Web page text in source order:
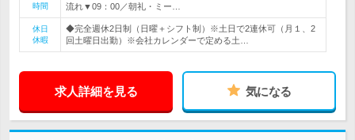
時間
流れ▼09：00／朝礼・ミー…
休日
休暇
◆完全週休2日制（日曜＋シフト制）※土日で2連休可（月１、2
回土曜日出勤）※会社カレンダーで定める土…
求人詳細を見る 気になる